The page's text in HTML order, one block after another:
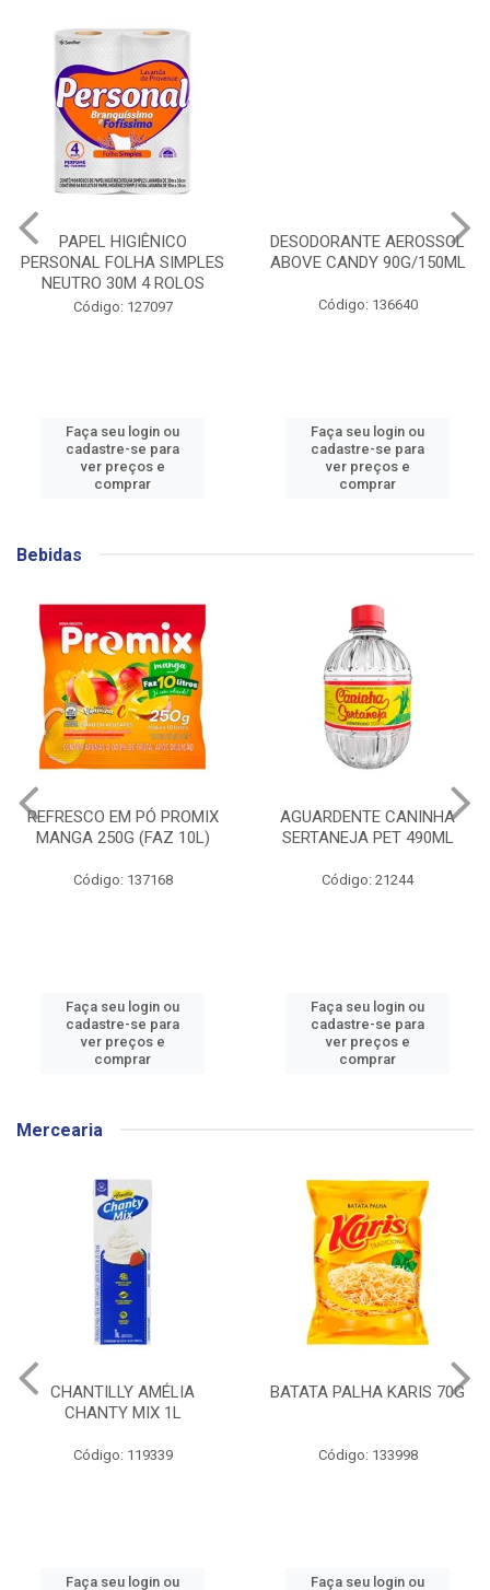
PAPEL HIGIÊNICO
PERSONAL FOLHA SIMPLES
NEUTRO 30M 4 ROLOS
Código: 127097
Faça seu login ou
cadastre-se para
ver preços e
comprar
DESODORANTE AEROSSOL
ABOVE CANDY 90G/150ML
Código: 136640
Faça seu login ou
cadastre-se para
ver preços e
comprar
Bebidas
AGUARDENTE CANINHA
SERTANEJA PET 490ML
Código: 21244
Faça seu login ou
cadastre-se para
ver preços e
comprar
GIN BEEFEATER
BLACKBERRY 700ML
Código: 141753
Faça seu login ou
cadastre-se para
ver preços e
comprar
Mercearia
CHANTILLY AMÉLIA
CHANTY MIX 1L
Código: 119339
Faça seu login ou
BATATA PALHA KARIS 70G
Código: 133998
Faça seu login ou